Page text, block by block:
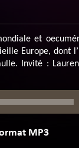
et
Europe, dont
Invité :